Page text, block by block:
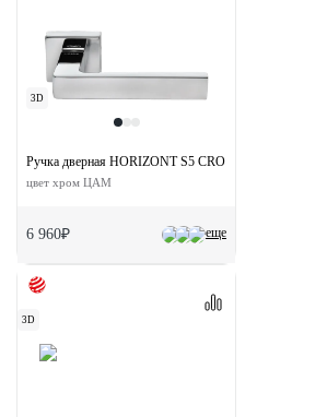
3D
еще
Ручка дверная HORIZONT S5 CRO раздельная на
цвет хром ЦАМ
6 960₽
3D